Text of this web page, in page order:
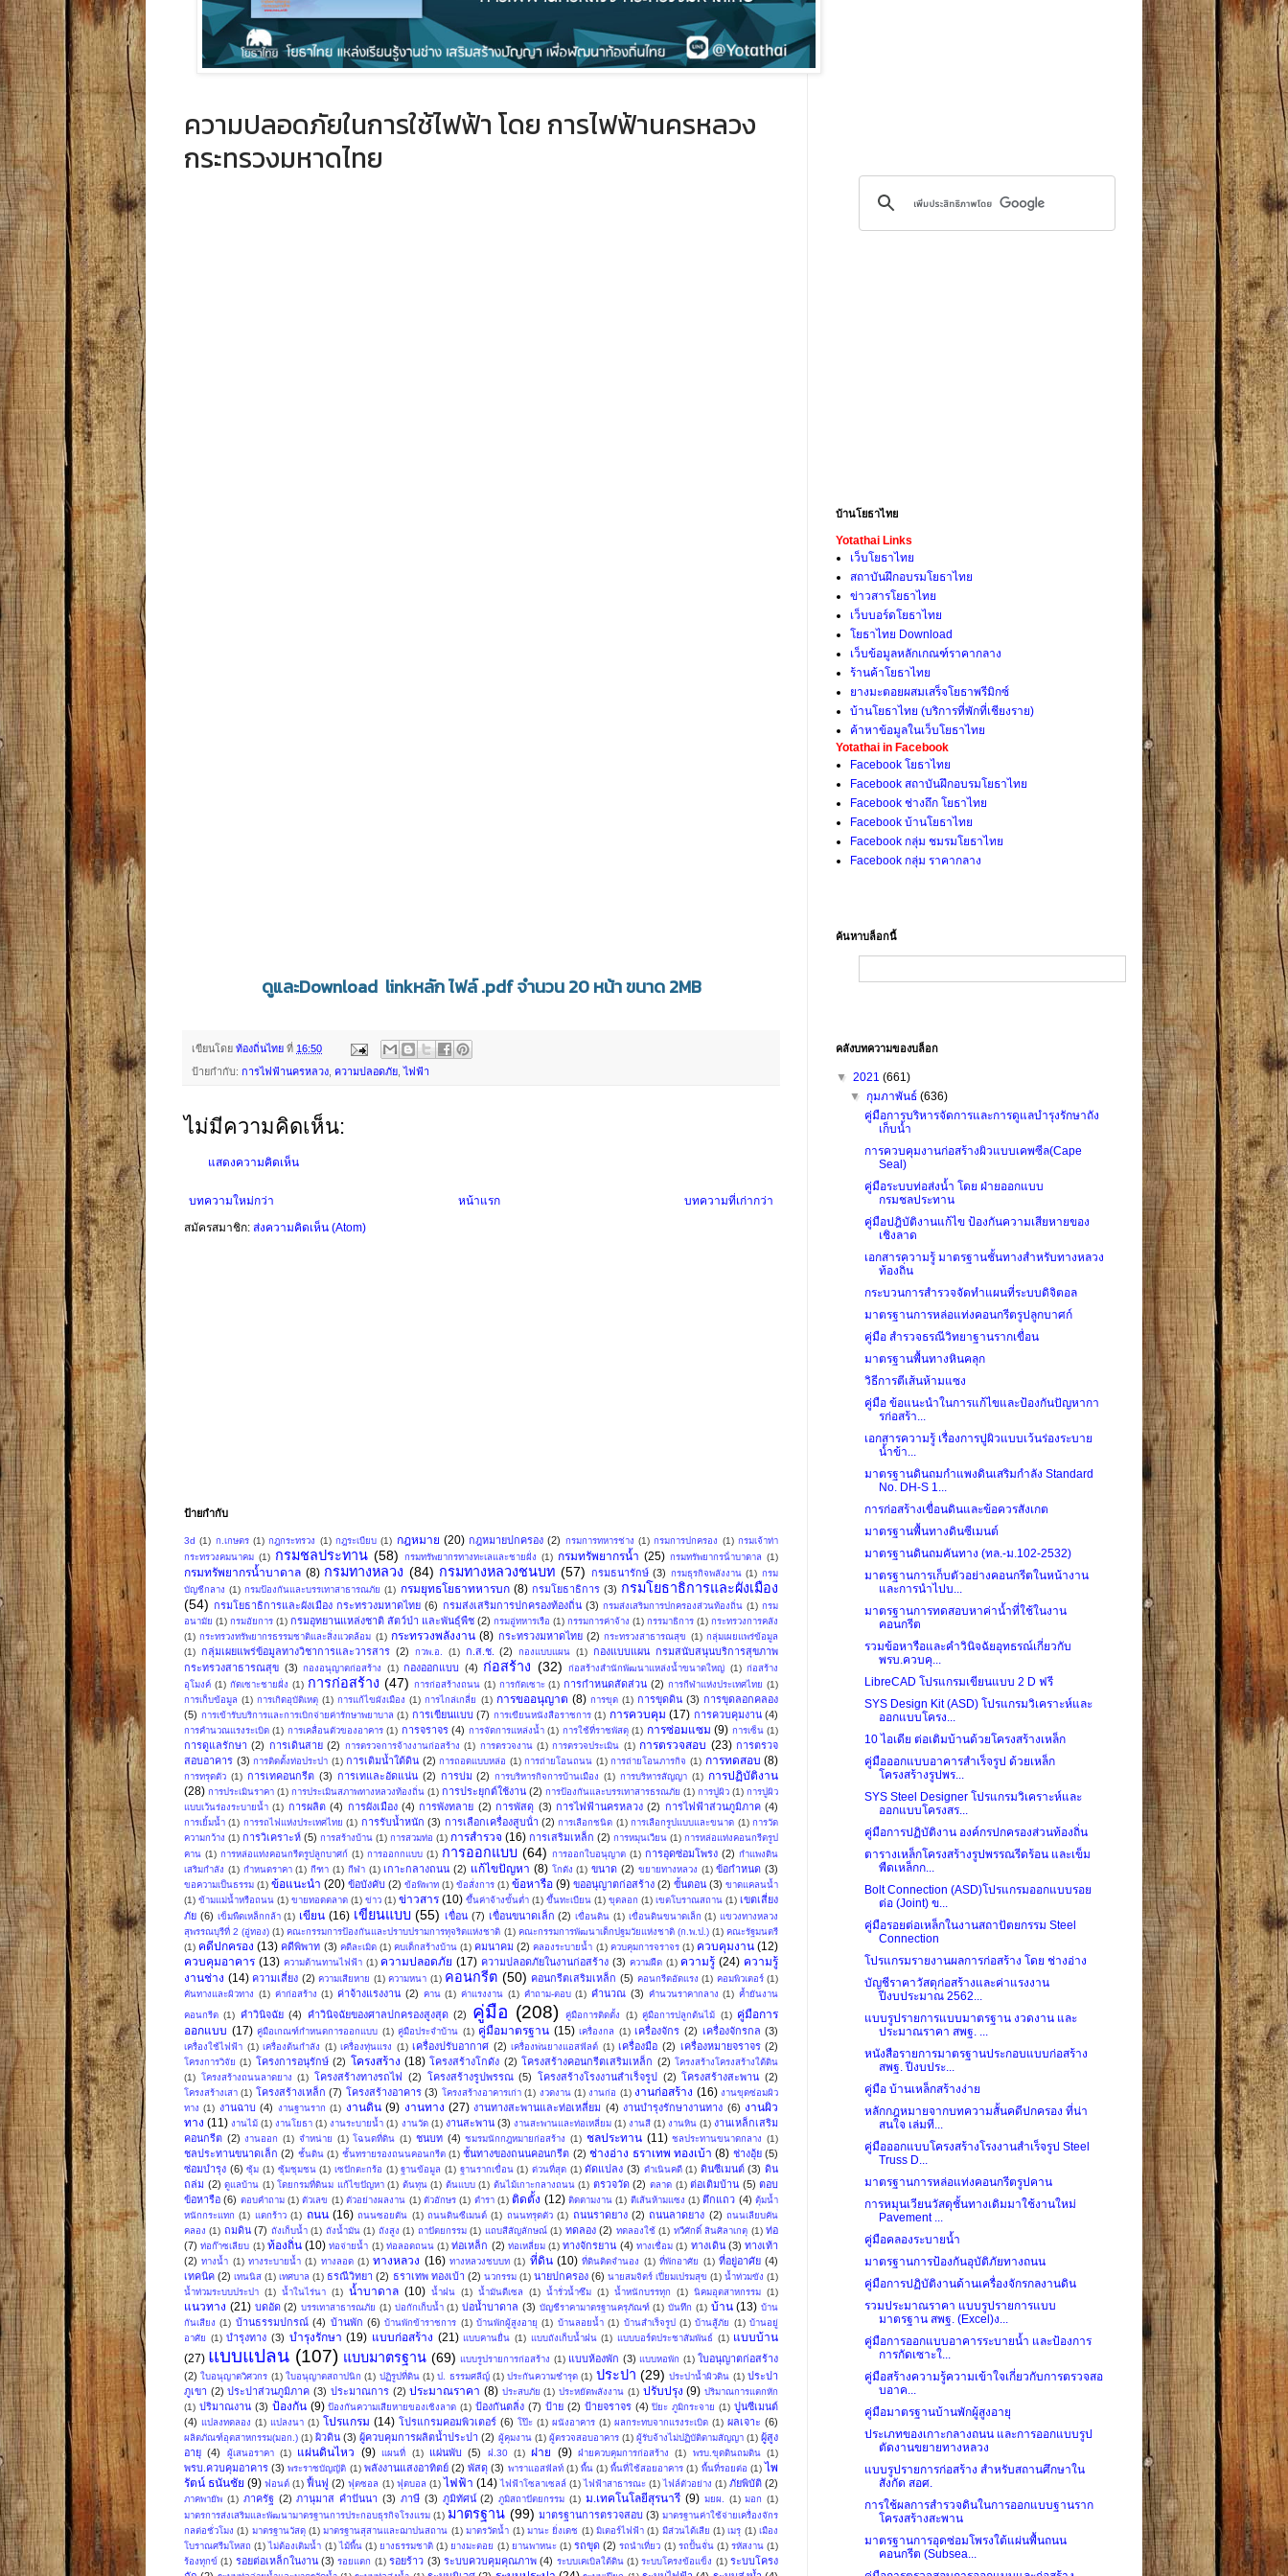
ความปลอดภัยในการใช้ไฟฟ้า โดย ​การไฟฟ้านครหลวง
กระทรวงมหาดไทย
ดูและDownload linkหลัก ไฟล์ .pdf จำนวน 20 หน้า ขนาด 2MB
เขียนโดย ท้องถิ่นไทย ที่ 16:50
ป้ายกำกับ: การไฟฟ้านครหลวง ความปลอดภัย ไฟฟ้า
ไม่มีความคิดเห็น:
แสดงความคิดเห็น
บทความใหม่กว่า บทความที่เก่ากว่า
หน้าแรก
สมัครสมาชิก: ส่งความคิดเห็น (Atom)
ป้ายกำกับ
3d (1) ก.เกษตร (1) กฎกระทรวง (1) กฎระเบียบ (1) กฎหมาย (20) กฎหมายปกครอง (2) กรมการทหารช่าง (1) กรมการปกครอง (1) กรมเจ้าท่า
กระทรวงคมนาคม (1) กรมชลประทาน (58) กรมทรัพยากรทางทะเลและชายฝั่ง (1) กรมทรัพยากรน้ำ (25) กรมทรัพยากรน้ําบาดาล (1)
กรมทรัพยากรน้ำบาดาล (8) กรมทางหลวง (84) กรมทางหลวงชนบท (57) กรมธนารักษ์ (3) กรมธุรกิจพลังงาน (1) กรม
บัญชีกลาง (1) กรมป้องกันและบรรเทาสาธารณภัย (1) กรมยุทธโยธาทหารบก (8) กรมโยธาธิการ (3) กรมโยธาธิการและผังเมือง
(54) กรมโยธาธิการและผังเมือง กระทรวงมหาดไทย (6) กรมส่งเสริมการปกครองท้องถิ่น (3) กรมส่งเสริมการปกครองส่วนท้องถิ่น (1) กรม
อนามัย (1) กรมอัยการ (1) กรมอุทยานแหล่งชาติ สัตว์ป่า และพันธุ์พืช (2) กรมอู่ทหารเรือ (1) กรรมการค่าจ้าง (1) กรรมาธิการ (1) กระทรวงการคลัง
(1) กระทรวงทรัพยากรธรรมชาติและสิ่งแวดล้อม (1) กระทรวงพลังงาน (8) กระทรวงมหาดไทย (2) กระทรวงสาธารณสุข (1) กลุ่มเผยแพร่ข้อมูล
(1) กลุ่มเผยแพร่ข้อมูลทางวิชาการและวารสาร (2) กวพ.อ. (1) ก.ส.ช. (2) กองแบบแผน (1) กองแบบแผน กรมสนับสนุนบริการสุขภาพ
กระทรวงสาธารณสุข (3) กองอนุญาตก่อสร้าง (1) กองออกแบบ (4) ก่อสร้าง (32) ก่อสร้างสำนักพัฒนาแหล่งน้ำขนาดใหญ่ (1) ก่อสร้าง
อุโมงค์ (1) กัดเซาะชายฝั่ง (1) การก่อสร้าง (47) การก่อสร้างถนน (1) การกัดเซาะ (1) การกําหนดสัดส่วน (2) การกีฬาแห่งประเทศไทย (1)
การเก็บข้อมูล (1) การเกิดอุบัติเหตุ (1) การแก้ไขผังเมือง (1) การไกล่เกลี่ย (1) การขออนุญาต (8) การขุด (1) การขุดดิน (3) การขุดลอกคลอง
(5) การเข้ารับบริการและการเบิกจ่ายค่ารักษาพยาบาล (1) การเขียนแบบ (7) การเขียนหนังสือราชการ (1) การควบคุม (17) การควบคุมงาน (4)
การคำนวณแรงระเบิด (1) การเคลื่อนตัวของอาคาร (1) การจราจร (4) การจัดการแหล่งน้ำ (1) การใช้ที่ราชพัสดุ (1) การซ่อมแซม (9) การเซ็น (1)
การดูแลรักษา (2) การเดินสาย (2) การตรวจการจ้างงานก่อสร้าง (1) การตรวจงาน (1) การตรวจประเมิน (1) การตรวจสอบ (23) การตรวจ
สอบอาคาร (3) การติดตั้งท่อประปา (1) การเติมน้ำใต้ดิน (2) การถอดแบบหล่อ (1) การถ่ายโอนถนน (1) การถ่ายโอนภารกิจ (1) การทดสอบ (8)
การทรุดตัว (1) การเทคอนกรีต (3) การเทและอัดแน่น (2) การบ่ม (2) การบริหารกิจการบ้านเมือง (1) การบริหารสัญญา (1) การปฏิบัติงาน
(28) การประเมินราคา (1) การประเมินสภาพทางหลวงท้องถิ่น (1) การประยุกต์ใช้งาน (2) การป้องกันและบรรเทาสารธรณภัย (1) การปูผิว (1) การปูผิว
แบบเว้นร่องระบายน้ำ (1) การผลิต (4) การผังเมือง (4) การพังทลาย (2) การพัสดุ (3) การไฟฟ้านครหลวง (2) การไฟฟ้าส่วนภูมิภาค (4)
การเยิ้มน้ำ (1) การรถไฟแห่งประเทศไทย (1) การรับน้ำหนัก (3) การเลือกเครื่องสูบน้ํา (2) การเลือกชนิด (1) การเลือกรูปแบบและขนาด (1) การวัด
ความกว้าง (1) การวิเคราะห์ (5) การสร้างบ้าน (1) การสวมท่อ (1) การสำรวจ (16) การเสริมเหล็ก (2) การหมุนเวียน (1) การหล่อแท่งคอนกรีตรูป
คาน (1) การหล่อแท่งคอนกรีตรูปลูกบาศก์ (1) การออกกแบบ (1) การออกแบบ (64) การออกใบอนุญาต (1) การอุดซ่อมโพรง (2) กำแพงดิน
เสริมกำลัง (1) กำหนดราคา (1) กีฑา (1) กีฬา (1) เกาะกลางถนน (2) แก้ไขปัญหา (8) โกดัง (1) ขนาด (2) ขยายทางหลวง (1) ข้อกำหนด (3)
ขอความเป็นธรรม (1) ข้อแนะนำ (20) ข้อบังคับ (2) ข้อพิพาท (1) ข้อสั่งการ (1) ข้อหารือ (9) ขออนุญาตก่อสร้าง (2) ขั้นตอน (3) ขาดแคลนน้ำ
(1) ข้ามแม่น้ำหรือถนน (1) ขายทอดตลาด (1) ข่าว (1) ข่าวสาร (10) ขึ้นค่าจ้างขั้นต่ำ (1) ขึ้นทะเบียน (1) ขุดลอก (1) เขตโบราณสถาน (1) เขตเสี่ยง
ภัย (6) เข็มพืดเหล็กกล้า (1) เขียน (16) เขียนแบบ (55) เขื่อน (7) เขื่อนขนาดเล็ก (2) เขื่อนดิน (1) เขื่อนดินขนาดเล็ก (1) แขวงทางหลวง
สุพรรณบุรีที่ 2 (อู่ทอง) (1) คณะกรรมการป้องกันและปราบปรามการทุจริตแห่งชาติ (1) คณะกรรมการพัฒนาเด็กปฐมวัยแห่งชาติ (ก.พ.ป.) (1) คณะรัฐมนตรี
(1) คดีปกครอง (13) คดีพิพาท (3) คดีละเมิด (1) คบเด็กสร้างบ้าน (1) คมนาคม (2) คลองระบายน้ำ (1) ควบคุมการจราจร (1) ควบคุมงาน (12)
ควบคุมอาคาร (13) ความต้านทานไฟฟ้า (1) ความปลอดภัย (17) ความปลอดภัยในงานก่อสร้าง (3) ความฝืด (1) ความรู้ (24) ความรู้
งานช่าง (14) ความเสี่ยง (2) ความเสียหาย (1) ความหนา (1) คอนกรีต (50) คอนกรีตเสริมเหล็ก (5) คอนกรีตอัดแรง (1) คอมพิวเตอร์ (1)
คันทางและผิวทาง (1) ค่าก่อสร้าง (1) ค่าจ้างแรงงาน (2) คาน (1) ค่าแรงงาน (1) คำถาม-ตอบ (1) คำนวณ (3) คำนวนราคากลาง (1) ค้ำยันงาน
คอนกรีต (1) คำวินิจฉัย (4) คำวินิจฉัยของศาลปกครองสูงสุด (2) คู่มือ (208) คู่มือการติดตั้ง (1) คู่มือการปลูกต้นไม้ (1) คู่มือการ
ออกแบบ (17) คู่มือเกณฑ์กำหนดการออกแบบ (1) คู่มือประจำบ้าน (1) คู่มือมาตรฐาน (15) เครื่องกล (1) เครื่องจักร (2) เครื่องจักรกล (3)
เครื่องใช้ไฟฟ้า (1) เครื่องต้นกำลัง (1) เครื่องทุ่นแรง (1) เครื่องปรับอากาศ (2) เครื่องพ่นยางแอสฟัลต์ (1) เครื่องมือ (2) เครื่องหมายจราจร (2)
โครงการวิจัย (1) โครงการอนุรักษ์ (2) โครงสร้าง (18) โครงสร้างโกดัง (2) โครงสร้างคอนกรีตเสริมเหล็ก (2) โครงสร้างโครงสร้างใต้ดิน
(1) โครงสร้างถนนลาดยาง (1) โครงสร้างทางรถไฟ (2) โครงสร้างรูปพรรณ (5) โครงสร้างโรงงานสำเร็จรูป (2) โครงสร้างสะพาน (2)
โครงสร้างเสา (1) โครงสร้างเหล็ก (7) โครงสร้างอาคาร (3) โครงสร้างอาคารเก่า (1) งวดงาน (1) งานก่อ (1) งานก่อสร้าง (16) งานขุดซ่อมผิว
ทาง (1) งานฉาบ (4) งานฐานราก (1) งานดิน (9) งานทาง (27) งานทางสะพานและท่อเหลี่ยม (4) งานบำรุงรักษางานทาง (6) งานผิว
ทาง (11) งานไม้ (1) งานโยธา (1) งานระบายน้ำ (1) งานวัด (1) งานสะพาน (3) งานสะพานและท่อเหลี่ยม (1) งานสี (1) งานหิน (1) งานเหล็กเสริม
คอนกรีต (2) งานออก (1) จำหน่าย (1) โฉนดที่ดิน (1) ชนบท (4) ชมรมนักกฎหมายก่อสร้าง (1) ชลประทาน (11) ชลประทานขนาดกลาง (1)
ชลประทานขนาดเล็ก (2) ชั้นดิน (1) ชั้นทรายรองถนนคอนกรีต (1) ชั้นทางของถนนคอนกรีต (2) ช่างอ่าง ธราเทพ ทองเบ้า (8) ช่างอุ้ย (5)
ซ่อมบำรุง (6) ซุ้ม (1) ซุ้มชุมชน (1) เซปักตะกร้อ (1) ฐานข้อมูล (1) ฐานรากเขื่อน (1) ด่วนที่สุด (1) ดัดแปลง (3) ดำเนินคดี (1) ดินซีเมนต์ (3) ดิน
ถล่ม (2) ดูแลบ้าน (1) โดยกรมที่ดินม แก้ไขปัญหา (1) ต้นทุน (1) ต้นแบบ (1) ต้นไม้เกาะกลางถนน (1) ตรวจวัด (2) ตลาด (1) ต่อเติมบ้าน (5) ตอบ
ข้อหารือ (6) ตอบคำถาม (1) ตัวเลข (1) ตัวอย่างผลงาน (1) ตัวอักษร (1) ตำรา (1) ติดตั้ง (12) ติดตามงาน (1) ตีเส้นห้ามแซง (1) ตึกแถว (4) ตุ้มน้ำ
หนักกระแทก (1) แตกร้าว (1) ถนน (16) ถนนซอยตัน (1) ถนนดินซีเมนต์ (1) ถนนทรุดตัว (1) ถนนราดยาง (2) ถนนลาดยาง (2) ถนนเลียบคัน
คลอง (1) ถมดิน (7) ถังเก็บน้ำ (1) ถังน้ำมัน (1) ถังสูง (1) ถาปัตยกรรม (1) แถบสีสัญลักษณ์ (1) ทดลอง (2) ทดลองใช้ (1) ทวีศักดิ์ สินศิลาเกตุ (1) ท่อ
(7) ท่อก๊าซเลียบ (1) ท้องถิ่น (10) ท่อจ่ายน้ำ (1) ท่อลอดถนน (1) ท่อเหล็ก (2) ท่อเหลี่ยม (1) ทางจักรยาน (4) ทางเชื่อม (1) ทางเดิน (3) ทางเท้า
(2) ทางน้ำ (1) ทางระบายน้ำ (1) ทางลอด (1) ทางหลวง (16) ทางหลวงชบบท (1) ที่ดิน (10) ที่ดินติดจำนอง (1) ที่พักอาศัย (1) ที่อยู่อาศัย (4)
เทคนิค (2) เทนนิส (1) เทศบาล (1) ธรณีวิทยา (2) ธราเทพ ทองเบ้า (2) นวกรรม (1) นายปกครอง (6) นายสมจิตร์ เปี่ยมเปรมสุข (1) น้ำท่วมขัง (1)
น้ำท่วมระบบประปา (1) น้ำในไร่นา (1) น้ำบาดาล (10) น้ำฝน (1) น้ำมันดีเซล (1) น้ำรั่วน้ำซึม (1) น้ำหนักบรรทุก (1) นิคมอุตสาหกรรม (1)
แนวทาง (21) บดอัด (2) บรรเทาสาธารณภัย (1) บ่อกักเก็บน้ำ (1) บ่อน้ำบาดาล (3) บัญชีราคามาตรฐานครุภัณฑ์ (1) บันทึก (1) บ้าน (13) บ้าน
กันเสียง (1) บ้านธรรมปกรณ์ (4) บ้านพัก (6) บ้านพักข้าราชการ (1) บ้านพักผู้สูงอายุ (1) บ้านลอยน้ำ (1) บ้านสำเร็จรูป (1) บ้านสู้ภัย (1) บ้านอยู่
อาศัย (1) บำรุงทาง (3) บำรุงรักษา (19) แบบก่อสร้าง (21) แบบคานยื่น (1) แบบถังเก็บน้ำฝน (1) แบบบอร์ดประชาสัมพันธ์ (1) แบบบ้าน
(27) แบบแปลน (107) แบบมาตรฐาน (69) แบบรูปรายการก่อสร้าง (1) แบบห้องพัก (3) แบบหอพัก (1) ใบอนุญาตก่อสร้าง
(2) ใบอนุญาตวิศวกร (1) ใบอนุญาตสถาปนิก (1) ปฏิรูปที่ดิน (1) ป. ธรรมศลีญ์ (1) ประกันความชำรุด (1) ประปา (29) ประปาน้ำผิวดิน (1) ประปา
ภูเขา (2) ประปาส่วนภูมิภาค (3) ประมาณการ (2) ประมาณราคา (8) ประสบภัย (1) ประหยัดพลังงาน (1) ปรับปรุง (9) ปริมาณการแตกหัก
(1) ปริมาณงาน (3) ป้องกัน (9) ป้องกันความเสียหายของเชิงลาด (1) ป้องกันตลิ่ง (7) ป้าย (2) ป้ายจราจร (4) ปิยะ ภูมิกระจาย (1) ปูนซีเมนต์
(4) แปลงทดลอง (1) แปลงนา (1) โปรแกรม (14) โปรแกรมคอมพิวเตอร์ (6) โป๊ะ (1) ผนังอาคาร (1) ผลกระทบจากแรงระเบิด (1) ผลเจาะ (6)
ผลิตภัณฑ์อุตสาหกรรม(มอก.) (1) ผิวดิน (3) ผู้ควบคุมการผลิตน้ำประปา (2) ผู้คุมงาน (1) ผู้ตรวจสอบอาคาร (1) ผู้รับจ้างไม่ปฏิบัติตามสัญญา (1) ผู้สูง
อายุ (4) ผู้เสนอราคา (1) แผ่นดินไหว (9) แผนที่ (1) แผ่นพับ (5) ฝ.30 (1) ฝาย (9) ฝ่ายควบคุมการก่อสร้าง (1) พรบ.ขุดดินถมดิน (1)
พรบ.ควบคุมอาคาร (3) พระราชบัญญัติ (1) พลังงานแสงอาทิตย์ (2) พัสดุ (3) พาราแอสฟัลท์ (1) พื้น (1) พื้นที่ใช้สอยอาคาร (1) พื้นที่รอยต่อ (1) ไพ
รัตน์ ธนันชัย (9) ฟอนต์ (1) ฟื้นฟู (2) ฟุตซอล (1) ฟุตบอล (1) ไฟฟ้า (14) ไฟฟ้าโซลาเซลล์ (1) ไฟฟ้าสาธารณะ (1) ไฟล์ตัวอย่าง (1) ภัยพิบัติ (2)
ภาคพายัพ (1) ภาครัฐ (2) ภานุมาส คำปันนา (3) ภาษี (3) ภูมิทัศน์ (2) ภูมิสถาปัตยกรรม (1) ม.เทคโนโลยีสุรนารี (9) มยผ. (1) มอก (1)
มาตรการส่งเสริมและพัฒนามาตรฐานการประกอบธุรกิจโรงแรม (1) มาตรฐาน (99) มาตรฐานการตรวจสอบ (3) มาตรฐานค่าใช้จ่ายเครื่องจักร
กลต่อชั่วโมง (1) มาตรฐานวัสดุ (1) มาตรฐานสุสานและฌาปนสถาน (1) มาตรวัดน้ำ (1) มานะ ยิ่งเดช (1) มิเตอร์ไฟฟ้า (1) มีส่วนได้เสีย (1) เมรุ (1) เมือง
โบราณศรีมโหสถ (1) ไม่ต้องเติมน้ำ (1) ไม้พื้น (1) ยางธรรมชาติ (1) ยางมะตอย (1) ยานพาหนะ (1) รถขุด (2) รถนำเที่ยว (1) รถปั้นจั่น (1) รหัสงาน (1)
ร้องทุกข์ (1) รอยต่อเหล็กในงาน (3) รอยแตก (1) รอยร้าว (3) ระบบควบคุมคุณภาพ (4) ระบบเคเบิลใต้ดิน (1) ระบบโครงข้อแข็ง (1) ระบบโครง
บ้านโยธาไทย
Yotathai Links
เว็บโยธาไทย
สถาบันฝึกอบรมโยธาไทย
ข่าวสารโยธาไทย
เว็บบอร์ดโยธาไทย
โยธาไทย Download
เว็บข้อมูลหลักเกณฑ์ราคากลาง
ร้านค้าโยธาไทย
ยางมะตอยผสมเสร็จโยธาพรีมิกซ์
บ้านโยธาไทย (บริการที่พักที่เชียงราย)
ค้าหาข้อมูลในเว็บโยธาไทย
Yotathai in Facebook
Facebook โยธาไทย
Facebook สถาบันฝึกอบรมโยธาไทย
Facebook ช่างถึก โยธาไทย
Facebook บ้านโยธาไทย
Facebook กลุ่ม ชมรมโยธาไทย
Facebook กลุ่ม ราคากลาง
ค้นหาบล็อกนี้
คลังบทความของบล็อก
▼ 2021 (661)
▼ กุมภาพันธ์(636)
คู่มือการบริหารจัดการและการดูแลบำรุงรักษาถัง
เก็บน้ำ
การควบคุมงานก่อสร้างผิวแบบเคพซีล(Cape
Seal)
คู่มือระบบท่อส่งน้ำ โดย ฝ่ายออกแบบ
กรมชลประทาน
คู่มือปฎิบัติงานแก้ไข ป้องกันความเสียหายของ
เชิงลาด
เอกสารความรู้ มาตรฐานชั้นทางสำหรับทางหลวง
ท้องถิ่น
กระบวนการสำรวจจัดทำแผนที่ระบบดิจิตอล
มาตรฐานการหล่อแท่งคอนกรีตรูปลูกบาศก์
คู่มือ สำรวจธรณีวิทยาฐานรากเขื่อน
มาตรฐานพื้นทางหินคลุก
วิธีการตีเส้นห้ามแซง
คู่มือ ข้อแนะนำในการแก้ไขและป้องกันปัญหากา
รก่อสร้า...
เอกสารความรู้ เรื่องการปูผิวแบบเว้นร่องระบาย
น้ำข้า...
มาตรฐานดินถมกำแพงดินเสริมกำลัง Standard
No. DH-S 1...
การก่อสร้างเขื่อนดินและข้อควรสังเกต
มาตรฐานพื้นทางดินซีเมนต์
มาตรฐานดินถมคันทาง (ทล.-ม.102-2532)
มาตรฐานการเก็บตัวอย่างคอนกรีตในหน้างาน
และการนำไปบ...
มาตรฐานการทดสอบหาค่าน้ำที่ใช้ในงาน
คอนกรีต
รวมข้อหารือและคำวินิจฉัยอุทธรณ์เกี่ยวกับ
พรบ.ควบคุ...
LibreCAD โปรแกรมเขียนแบบ 2 D ฟรี
SYS Design Kit (ASD) โปรแกรมวิเคราะห์และ
ออกแบบโครง...
10 ไอเดีย ต่อเติมบ้านด้วยโครงสร้างเหล็ก
คู่มือออกแบบอาคารสำเร็จรูป ด้วยเหล็ก
โครงสร้างรูปพร...
SYS Steel Designer โปรแกรมวิเคราะห์และ
ออกแบบโครงสร...
คู่มือการปฏิบัติงาน องค์กรปกครองส่วนท้องถิ่น
ตารางเหล็กโครงสร้างรูปพรรณรีดร้อน และเข็ม
พืดเหล็กก...
Bolt Connection (ASD)โปรแกรมออกแบบรอย
ต่อ (Joint) ข...
คู่มือรอยต่อเหล็กในงานสถาปัตยกรรม Steel
Connection
โปรแกรมรายงานผลการก่อสร้าง โดย ช่างอ่าง
บัญชีราคาวัสดุก่อสร้างและค่าแรงงาน
ปีงบประมาณ 2562...
แบบรูปรายการแบบมาตรฐาน งวดงาน และ
ประมาณราคา สพฐ. ...
หนังสือรายการมาตรฐานประกอบแบบก่อสร้าง
สพฐ. ปีงบประ...
คู่มือ บ้านเหล็กสร้างง่าย
หลักกฎหมายจากบทความสั้นคดีปกครอง ที่น่า
สนใจ เล่มที...
คู่มือออกแบบโครงสร้างโรงงานสำเร็จรูป Steel
Truss D...
มาตรฐานการหล่อแท่งคอนกรีตรูปคาน
การหมุนเวียนวัสดุชั้นทางเดิมมาใช้งานใหม่
Pavement ...
คู่มือคลองระบายน้ำ
มาตรฐานการป้องกันอุบัติภัยทางถนน
คู่มือการปฏิบัติงานด้านเครื่องจักรกลงานดิน
รวมประมาณราคา แบบรูปรายการแบบ
มาตรฐาน สพฐ. (Excel)ง...
คู่มือการออกแบบอาคารระบายน้ำ และป้องการ
การกัดเซาะใ...
คู่มือสร้างความรู้ความเข้าใจเกี่ยวกับการตรวจสอ
บอาค...
คู่มือมาตรฐานบ้านพักผู้สูงอายุ
ประเภทของเกาะกลางถนน และการออกแบบรูป
ตัดงานขยายทางหลวง
แบบรูปรายการก่อสร้าง สำหรับสถานศึกษาใน
สังกัด สอศ.
การใช้ผลการสำรวจดินในการออกแบบฐานราก
โครงสร้างสะพาน
มาตรฐานการอุดซ่อมโพรงใต้แผ่นพื้นถนน
คอนกรีต (Subsea...